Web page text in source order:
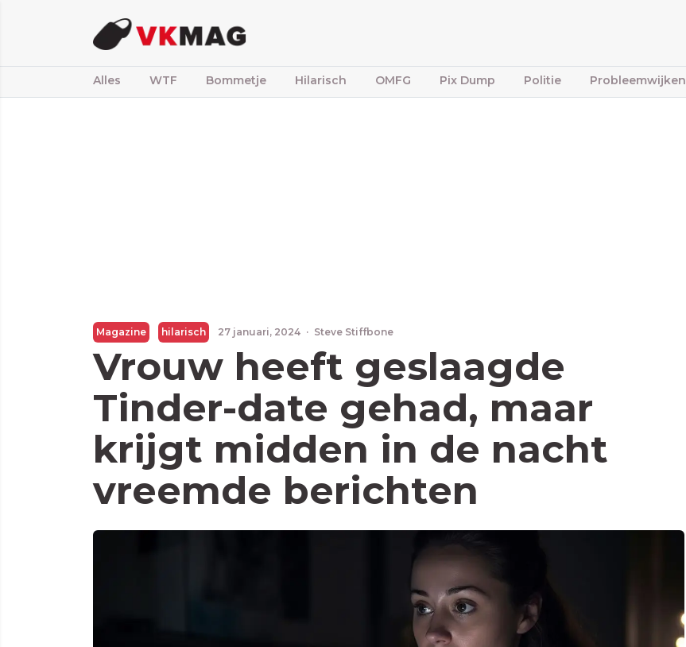
Alles WTF Bommetje Hilarisch OMFG Pix Dump Politie Probleemwijken
Magazine hilarisch 27 januari, 2024 · Steve Stiffbone
Vrouw heeft geslaagde
Tinder-date gehad, maar
krijgt midden in de nacht
vreemde berichten